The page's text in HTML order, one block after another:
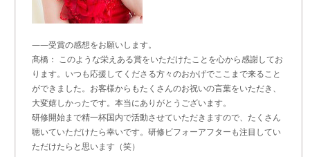
――受賞の感想をお願いします。
髙橋： このような栄えある賞をいただけたことを心から感謝してお
ります。いつも応援してくださる方々のおかげでここまで来ること
ができました。お客様からもたくさんのお祝いの言葉をいただき、
大変嬉しかったです。本当にありがとうございます。
研修開始まで精一杯国内で活動させていただきますので、たくさん
聴いていただけたら幸いです。研修ビフォーアフターも注目してい
ただけたらと思います（笑）